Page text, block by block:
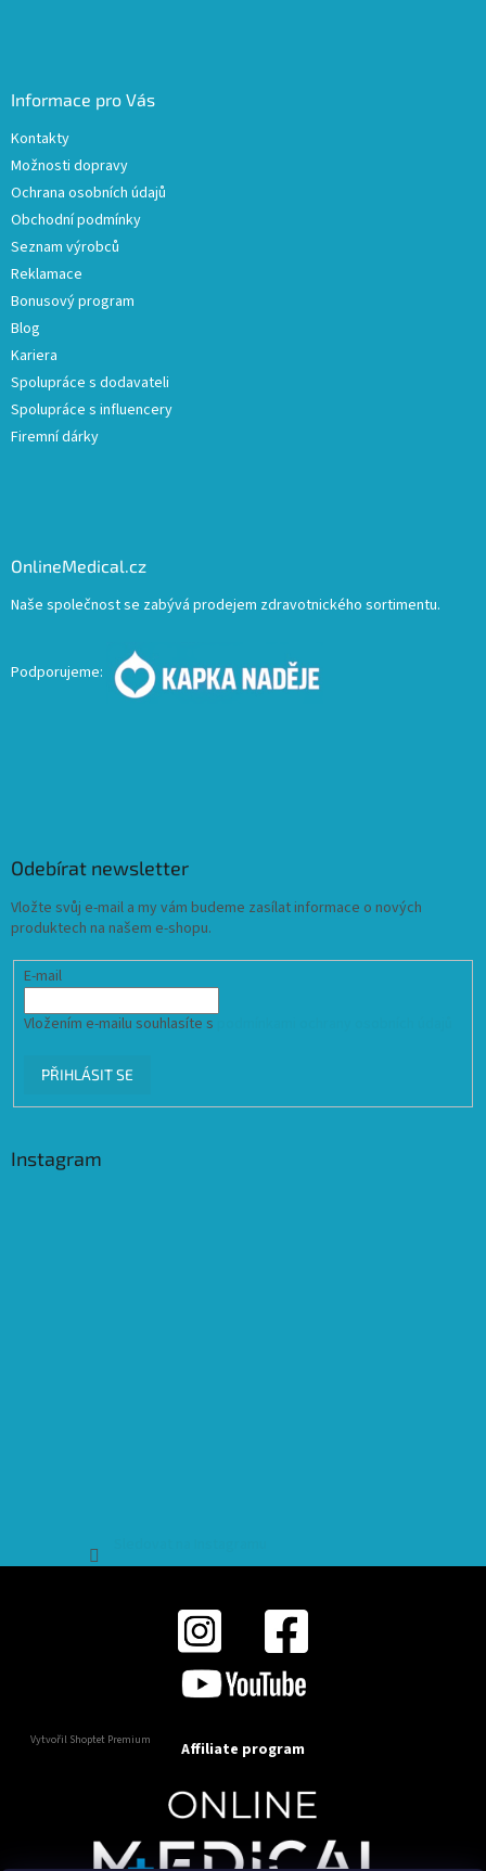
Informace pro Vás
Kontakty
Možnosti dopravy
Ochrana osobních údajů
Obchodní podmínky
Seznam výrobců
Reklamace
Bonusový program
Blog
Kariera
Spolupráce s dodavateli
Spolupráce s influencery
Firemní dárky
OnlineMedical.cz
Naše společnost se zabývá prodejem zdravotnického sortimentu.
Podporujeme:
Odebírat newsletter
Vložte svůj e-mail a my vám budeme zasílat informace o nových
produktech na našem e-shopu.
E-mail
Vložením e-mailu souhlasíte s
PŘIHLÁSIT SE
Instagram
Vytvořil Shoptet Premium Affiliate program